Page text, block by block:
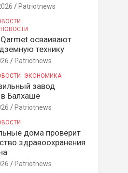
Patriotnews
осваивают
технику
Patriotnews
ЭКОНОМИКА
завод
в Балхаше
Patriotnews
дома проверит
здравоохранения
Patriotnews